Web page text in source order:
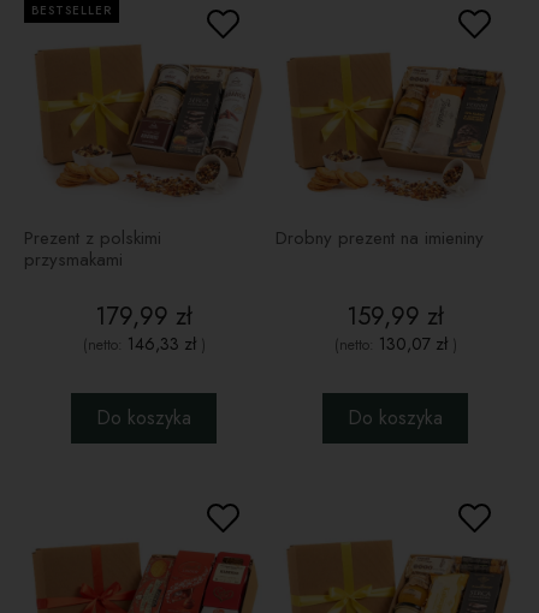
Prezent z polskimi
przysmakami
179,99 zł
(netto: 146,33 zł)
Do koszyka
BESTSELLER
Drobny prezent na imieniny
159,99 zł
(netto: 130,07 zł)
Do koszyka